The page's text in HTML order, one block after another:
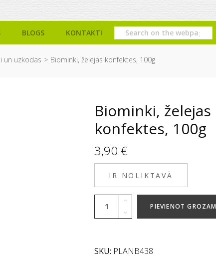
BLOGS KONTAKTI
un uzkodas Biominki, želejas konfektes, 100g
Biominki, želejas
konfektes, 100g
3,90 €
IR NOLIKTAVĀ
PIEVIENOT GROZAM
SKU: PLANB438